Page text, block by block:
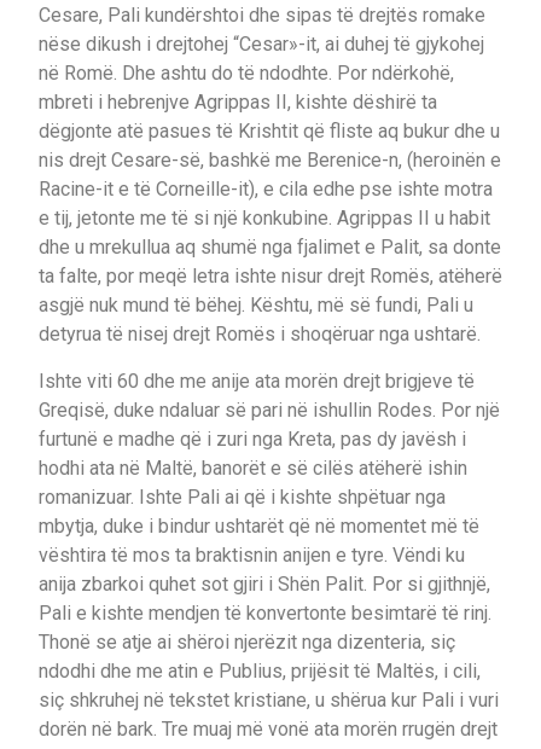
Cesare, Pali kundërshtoi dhe sipas të drejtës romake
nëse dikush i drejtohej “Cesar»-it, ai duhej të gjykohej
në Romë. Dhe ashtu do të ndodhte. Por ndërkohë,
mbreti i hebrenjve Agrippas II, kishte dëshirë ta
dëgjonte atë pasues të Krishtit që fliste aq bukur dhe u
nis drejt Cesare-së, bashkë me Berenice-n, (heroinën e
Racine-it e të Corneille-it), e cila edhe pse ishte motra
e tij, jetonte me të si një konkubine. Agrippas II u habit
dhe u mrekullua aq shumë nga fjalimet e Palit, sa donte
ta falte, por meqë letra ishte nisur drejt Romës, atëherë
asgjë nuk mund të bëhej. Kështu, më së fundi, Pali u
detyrua të nisej drejt Romës i shoqëruar nga ushtarë.
Ishte viti 60 dhe me anije ata morën drejt brigjeve të
Greqisë, duke ndaluar së pari në ishullin Rodes. Por një
furtunë e madhe që i zuri nga Kreta, pas dy javësh i
hodhi ata në Maltë, banorët e së cilës atëherë ishin
romanizuar. Ishte Pali ai që i kishte shpëtuar nga
mbytja, duke i bindur ushtarët që në momentet më të
vështira të mos ta braktisnin anijen e tyre. Vëndi ku
anija zbarkoi quhet sot gjiri i Shën Palit. Por si gjithnjë,
Pali e kishte mendjen të konvertonte besimtarë të rinj.
Thonë se atje ai shëroi njerëzit nga dizenteria, siç
ndodhi dhe me atin e Publius, prijësit të Maltës, i cili,
siç shkruhej në tekstet kristiane, u shërua kur Pali i vuri
dorën në bark. Tre muaj më vonë ata morën rrugën drejt